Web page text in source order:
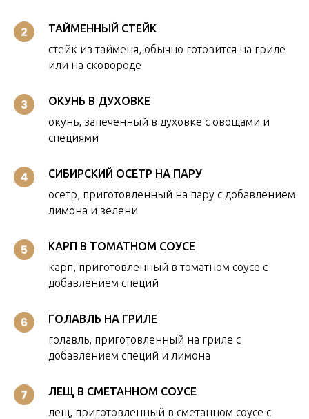
ТАЙМЕННЫЙ СТЕЙК
стейк из тайменя, обычно готовится на гриле
или на сковороде
ОКУНЬ В ДУХОВКЕ
окунь, запеченный в духовке с овощами и
специями
СИБИРСКИЙ ОСЕТР НА ПАРУ
осетр, приготовленный на пару с добавлением
лимона и зелени
КАРП В ТОМАТНОМ СОУСЕ
карп, приготовленный в томатном соусе с
добавлением специй
ГОЛАВЛЬ НА ГРИЛЕ
голавль, приготовленный на гриле с
добавлением специй и лимона
ЛЕЩ В СМЕТАННОМ СОУСЕ
лещ, приготовленный в сметанном соусе с